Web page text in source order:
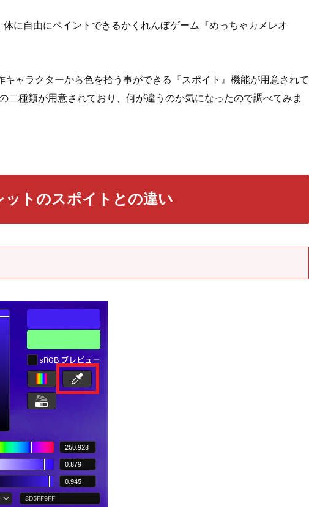
に自由にペイントできるかくれんぼゲーム『めっちゃカメレオ
ャラクターから色を拾う事ができる『スポイト』機能が用意されて
二種類が用意されており、何が違うのか気になったので調べてみま
トのスポイトとの違い